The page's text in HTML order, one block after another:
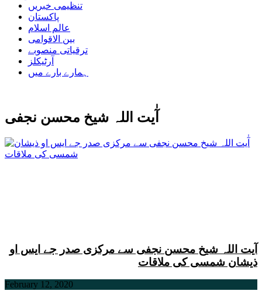
تنظیمی خبریں
پاکستان
عالم اسلام
بین الاقوامی
ترقیاتی منصوبے
آرٹیکلز
ہمارے بارے میں
آٰیت اللہ شیخ محسن نجفی
آیت اللہ شیخ محسن نجفی سے مرکزی صدر جے ایس او
ذیشان شمسی کی ملاقات
February 12, 2020